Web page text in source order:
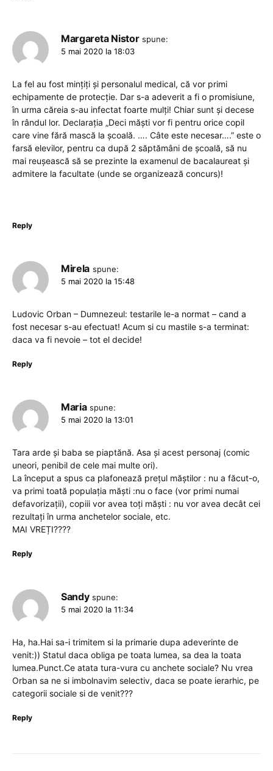
Margareta Nistor spune:
5 mai 2020 la 18:03
La fel au fost mințiți și personalul medical, că vor primi
echipamente de protecție. Dar s-a adeverit a fi o promisiune,
în urma căreia s-au infectat foarte mulți! Chiar sunt și decese
în rândul lor. Declarația „Deci măști vor fi pentru orice copil
care vine fără mască la școală. …. Câte este necesar….” este o
farsă elevilor, pentru ca după 2 săptămâni de școală, să nu
mai reușească să se prezinte la examenul de bacalaureat și
admitere la facultate (unde se organizează concurs)!
Reply
Mirela spune:
5 mai 2020 la 15:48
Ludovic Orban – Dumnezeul: testarile le-a normat – cand a
fost necesar s-au efectuat! Acum si cu mastile s-a terminat:
daca va fi nevoie – tot el decide!
Reply
Maria spune:
5 mai 2020 la 13:01
Tara arde și baba se piaptănă. Asa și acest personaj (comic
uneori, penibil de cele mai multe ori).
La început a spus ca plafonează prețul măștilor : nu a făcut-o,
va primi toată populația măști :nu o face (vor primi numai
defavorizații), copiii vor avea toți măști : nu vor avea decât cei
rezultați în urma anchetelor sociale, etc.
MAI VREȚI????
Reply
Sandy spune:
5 mai 2020 la 11:34
Ha, ha.Hai sa-i trimitem si la primarie dupa adeverinte de
venit:)) Statul daca obliga pe toata lumea, sa dea la toata
lumea.Punct.Ce atata tura-vura cu anchete sociale? Nu vrea
Orban sa ne si imbolnavim selectiv, daca se poate ierarhic, pe
categorii sociale si de venit???
Reply